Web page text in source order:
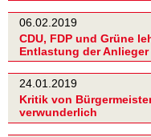
06.02.2019
CDU, FDP und Grüne
Entlastung der
24.01.2019
Kritik von
verwunderlich